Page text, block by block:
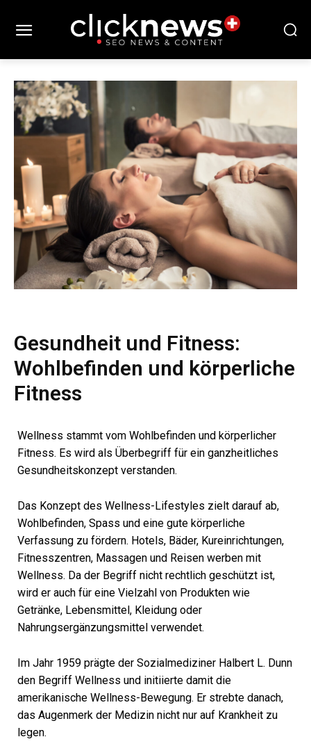
Gesundheit und Fitness:
Wohlbefinden und körperliche
Fitness
Wellness stammt vom Wohlbefinden und körperlicher
Fitness. Es wird als Überbegriff für ein ganzheitliches
Gesundheitskonzept verstanden.
Das Konzept des Wellness-Lifestyles zielt darauf ab,
Wohlbefinden, Spass und eine gute körperliche
Verfassung zu fördern. Hotels, Bäder, Kureinrichtungen,
Fitnesszentren, Massagen und Reisen werben mit
Wellness. Da der Begriff nicht rechtlich geschützt ist,
wird er auch für eine Vielzahl von Produkten wie
Getränke, Lebensmittel, Kleidung oder
Nahrungsergänzungsmittel verwendet.
Im Jahr 1959 prägte der Sozialmediziner Halbert L. Dunn
den Begriff Wellness und initiierte damit die
amerikanische Wellness-Bewegung. Er strebte danach,
das Augenmerk der Medizin nicht nur auf Krankheit zu
legen.